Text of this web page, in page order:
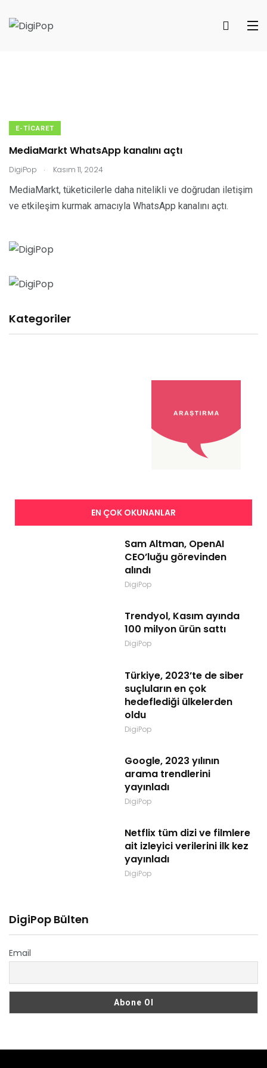
E-TICARET
MediaMarkt WhatsApp kanalını açtı
DigiPop . Kasım 11, 2024
MediaMarkt, tüketicilerle daha nitelikli ve doğrudan iletişim
ve etkileşim kurmak amacıyla WhatsApp kanalını açtı.
Kategoriler
EN ÇOK OKUNANLAR
Sam Altman, OpenAI
CEO’luğu görevinden
alındı
DigiPop
Trendyol, Kasım ayında
100 milyon ürün sattı
DigiPop
Türkiye, 2023’te de siber
suçluların en çok
hedeflediği ülkelerden
oldu
DigiPop
Google, 2023 yılının
arama trendlerini
yayınladı
DigiPop
Netflix tüm dizi ve filmlere
ait izleyici verilerini ilk kez
yayınladı
DigiPop
DigiPop Bülten
Email